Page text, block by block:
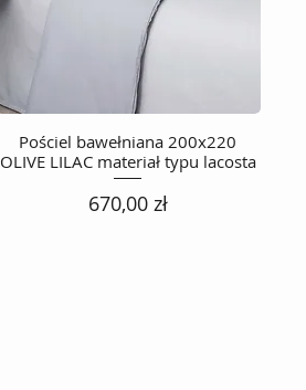
Podgląd
Pościel bawełniana 200x220
OLIVE LILAC materiał typu lacosta
Cena
670,00 zł